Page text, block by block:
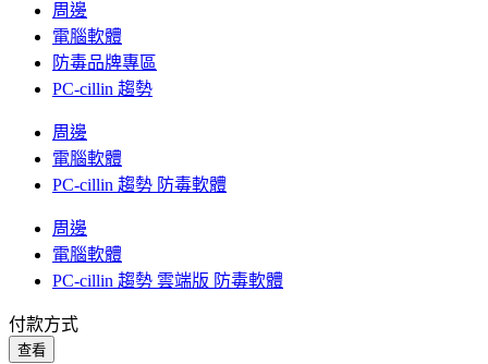
周邊
電腦軟體
防毒品牌專區
PC-cillin 趨勢
周邊
電腦軟體
PC-cillin 趨勢 防毒軟體
周邊
電腦軟體
PC-cillin 趨勢 雲端版 防毒軟體
付款方式
查看